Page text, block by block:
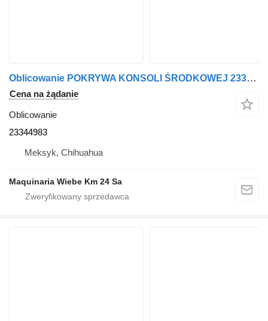
Oblicowanie POKRYWA KONSOLI ŚRODKOWEJ 23344983 do samochodu Chevrolet COLORADO
Cena na żądanie
Oblicowanie
23344983
Meksyk, Chihuahua
Maquinaria Wiebe Km 24 Sa